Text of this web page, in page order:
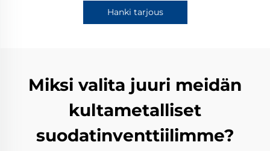
Hanki tarjous
Miksi valita juuri meidän
kultametalliset
suodatinventtiilimme?